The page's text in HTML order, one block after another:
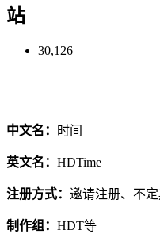
站
30,126
中文名： 时间
英文名： HDTime
注册方式： 邀请注册、不
制作组： HDT等